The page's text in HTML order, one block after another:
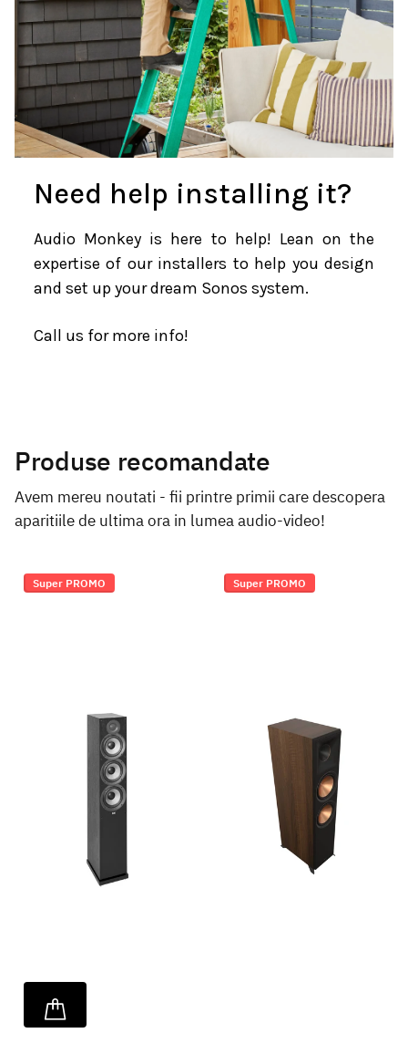
Need help installing it?
Audio Monkey is here to help! Lean on the
expertise of our installers to help you design
and set up your dream Sonos system.
Call us for more info!
Produse recomandate
Avem mereu noutati - fii printre primii care descopera
aparitiile de ultima ora in lumea audio-video!
Super PROMO Super PROMO